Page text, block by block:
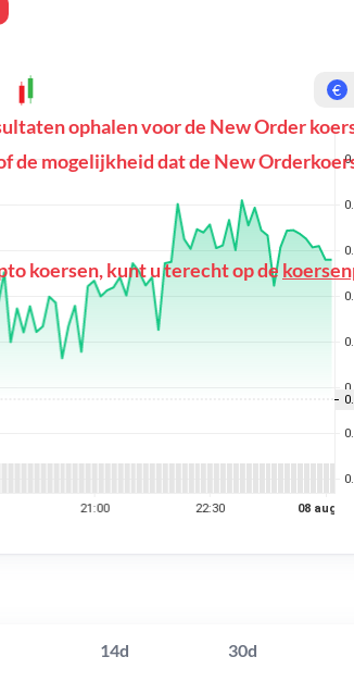
€
ophalen voor de New Order
de mogelijkheid dat de New
koersen, kunt u terecht op de
14d 30d